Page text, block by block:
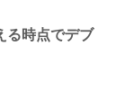
る時点でデブ